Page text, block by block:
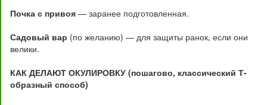
Почка с привоя — заранее подготовленная.
Садовый вар (по желанию) — для защиты ранок, если они
велики.
КАК ДЕЛАЮТ ОКУЛИРОВКУ (пошагово, классический Т-
образный способ)